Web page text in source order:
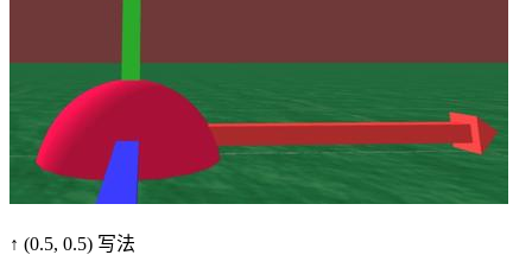
↑ (0.5, 0.5) 写法